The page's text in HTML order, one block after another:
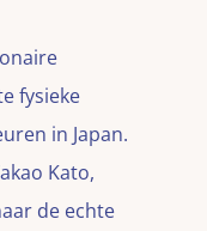
fysieke
in Japan.
Kato,
de echte